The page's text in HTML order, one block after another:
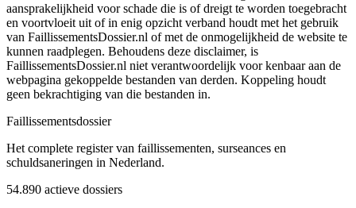
aansprakelijkheid voor schade die is of dreigt te worden toegebracht
en voortvloeit uit of in enig opzicht verband houdt met het gebruik
van FaillissementsDossier.nl of met de onmogelijkheid de website te
kunnen raadplegen. Behoudens deze disclaimer, is
FaillissementsDossier.nl niet verantwoordelijk voor kenbaar aan de
webpagina gekoppelde bestanden van derden. Koppeling houdt
geen bekrachtiging van die bestanden in.
Faillissementsdossier
Het complete register van faillissementen, surseances en
schuldsaneringen in Nederland.
54.890 actieve dossiers